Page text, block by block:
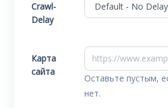
Crawl-
Delay
Карта
сайта
Оставьте пустым,
нет.